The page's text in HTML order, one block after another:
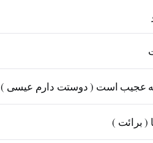
عجیب است ( دوستت دارم عیسی )
( برائت )